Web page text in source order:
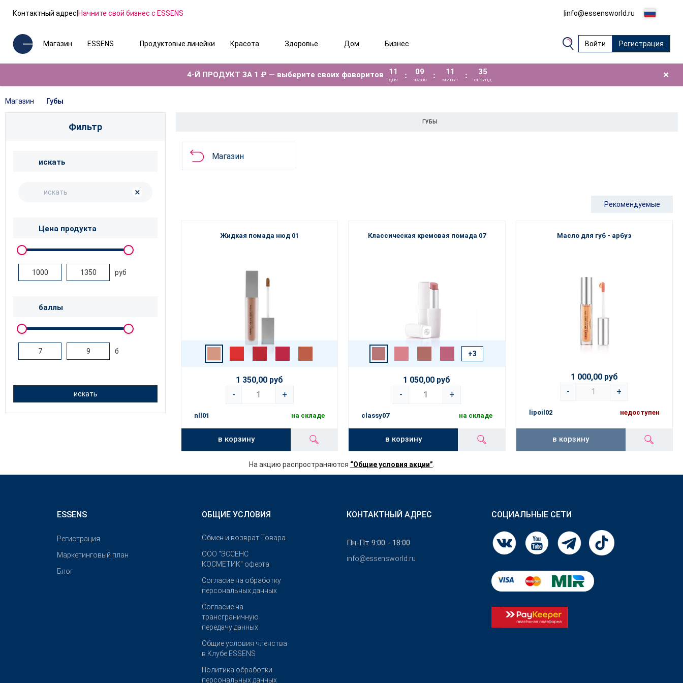
Контактный адрес|Начните свой бизнес с ESSENS |info@essensworld.ru
Магазин ESSENS Продуктовые линейки Красота Здоровье Дом Бизнес Войти Регистрация
4-Й ПРОДУКТ ЗА 1 ₽ — выберите своих фаворитов 11
ДНЯ
: 09
ЧАСОВ
: 11
МИНУТ
: 35
СЕКУНД ×
Магазин Губы
Фильтр
искать
×
Цена продукта
руб
баллы
б
искать
ГУБЫ
Магазин
Рекомендуемые
Жидкая помада нюд 01
1 350,00 руб
-
+
nll01 на складе
в корзину
Классическая кремовая помада 07
+3
1 050,00 руб
-
+
classy07 на складе
в корзину
Масло для губ - арбуз
1 000,00 руб
-
+
lipoil02 недоступен
в корзину
На акцию распространяются “Общие условия акции”
ESSENS
Pегистрация
Маркетинговый план
Блог
ОБЩИЕ УСЛОВИЯ
Обмен и возврат Товара
OOO "ЭССЕНС
КОСМЕТИК" оферта
Согласие на обработку
персональных данных
Согласие на
трансграничную
передачу данных
Общие условия членства
в Клубе ESSENS
Политика обработки
персональных данных
КОНТАКТНЫЙ АДРЕС
Пн-Пт 9:00 - 18:00
info@essensworld.ru
СОЦИАЛЬНЫЕ СЕТИ